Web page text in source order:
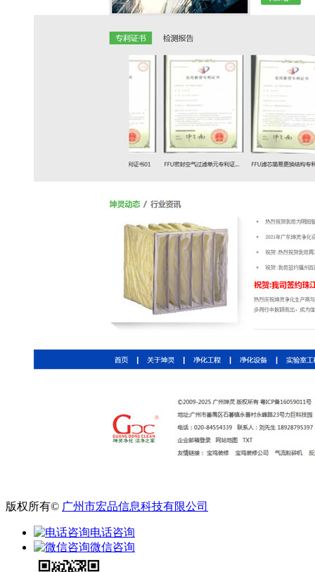
版权所有© 广州市宏品信息科技有限公司
电话咨询
微信咨询